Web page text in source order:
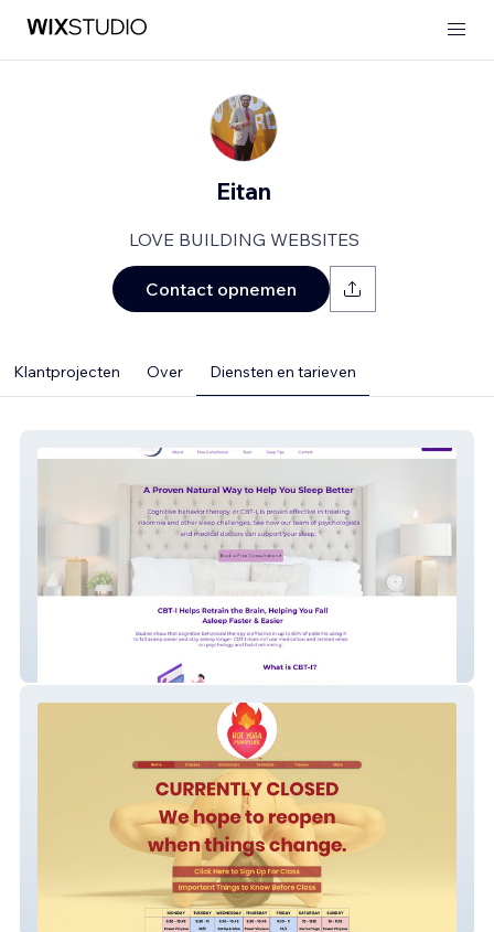
Eitan
LOVE BUILDING WEBSITES
Contact opnemen
Klantprojecten Over Diensten en tarieven
Hello Better Sleep